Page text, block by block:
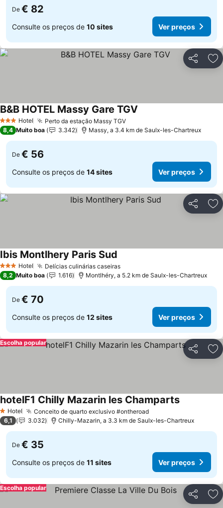
De € 82
Consulte os preços de 10 sites Ver preços
Partilhar
3 EstrelasHotel Perto da estação Massy TGVVer preços
B&B HOTEL Massy Gare TGV
8,4 Muito boa 3.342 Massy, a 3.4 km de Saulx-les-Chartreux
De € 56
Consulte os preços de 14 sites Ver preços
Partilhar
3 EstrelasHotel Delícias culinárias caseirasVer preços
Ibis Montlhery Paris Sud
8,2 Muito boa 1.616 Montlhéry, a 5.2 km de Saulx-les-Chartreux
De € 70
Consulte os preços de 12 sites Ver preços
Partilhar
Escolha popular
1 Estrelas
Hotel Conceito de quarto exclusivo #ontheroadVer preços
hotelF1 Chilly Mazarin les ChampartsVer preços
6,1 3.032 Chilly-Mazarin, a 3.3 km de Saulx-les-Chartreux
De € 35
Consulte os preços de 11 sites Ver preços
Partilhar
Escolha popular